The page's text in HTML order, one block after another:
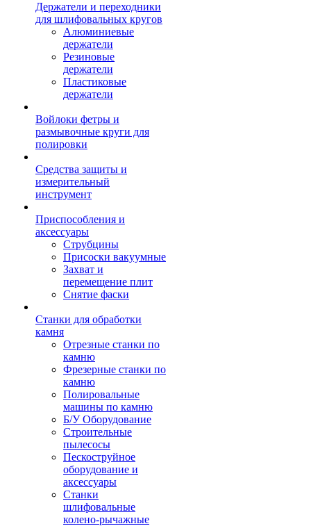
Держатели и переходники
для шлифовальных кругов
Алюминиевые
держатели
Резиновые
держатели
Пластиковые
держатели
Войлоки фетры и
размывочные круги для
полировки
Средства защиты и
измерительный
инструмент
Приспособления и
аксессуары
Струбцины
Присоски вакуумные
Захват и
перемещение плит
Снятие фаски
Станки для обработки
камня
Отрезные станки по
камню
Фрезерные станки по
камню
Полировальные
машины по камню
Б/У Оборудование
Строительные
пылесосы
Пескоструйное
оборудование и
аксессуары
Станки
шлифовальные
колено-рычажные